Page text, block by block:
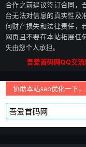
合作之前建议签订合同，
台无法对信息的真实性及
何财产损失和法律责任，
网页且不要在本站拓展任
失由您个人承担。
吾爱首码网QQ交流
协助本站seo优化一下，